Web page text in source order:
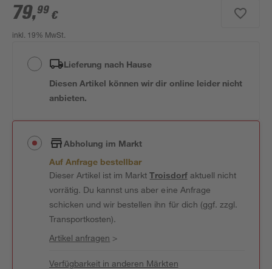
79,99 €
inkl. 19% MwSt.
Lieferung nach Hause
Diesen Artikel können wir dir online leider nicht
anbieten.
Abholung im Markt
Auf Anfrage bestellbar
Dieser Artikel ist im MarktTroisdorfaktuell nicht
vorrätig. Du kannst uns aber eine Anfrage
schicken und wir bestellen ihn für dich (ggf. zzgl.
Transportkosten).
Artikel anfragen >
Verfügbarkeit in anderen Märkten